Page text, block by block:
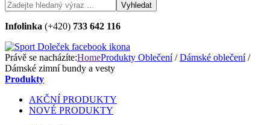
Infolinka (+420) 733 642 116
Právě se nacházíte:HomeProdukty Oblečení/Dámské oblečení/
Dámské zimní bundy a vesty
Produkty
AKČNÍ PRODUKTY
NOVÉ PRODUKTY